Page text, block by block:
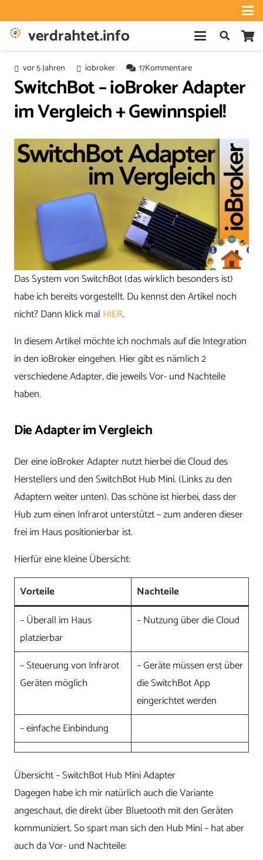
verdrahtet.info
vor 5 Jahren iobroker 17Kommentare
SwitchBot – ioBroker Adapter
im Vergleich + Gewinnspiel!
Das System von SwitchBot (das wirklich besonders ist)
habe ich bereits vorgestellt. Du kennst den Artikel noch
nicht? Dann klick mal HIER.
In diesem Artikel möchte ich nochmals auf die Integration
in den ioBroker eingehen. Hier gibt es nämlich 2
verschiedene Adapter, die jeweils Vor- und Nachteile
haben.
Die Adapter im Vergleich
Der eine ioBroker Adapter nutzt hierbei die Cloud des
Herstellers und den SwitchBot Hub Mini. (Links zu den
Adaptern weiter unten). Das schöne ist hierbei, dass der
Hub zum einen Infrarot unterstützt – zum anderen dieser
frei im Haus positionierbar ist.
Hierfür eine kleine Übersicht:
Vorteile
Nachteile
– Überall im Haus
platzierbar
– Nutzung über die Cloud
– Steuerung von Infrarot
Geräten möglich
– Geräte müssen erst über
die SwitchBot App
eingerichtet werden
– einfache Einbindung
Übersicht – SwitchBot Hub Mini Adapter
Dagegen habe ich mir natürlich auch die Variante
angeschaut, die direkt über Bluetooth mit den Geräten
kommuniziert. So spart man sich den Hub Mini – hat aber
auch da Vor- und Nachteile: